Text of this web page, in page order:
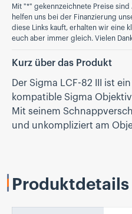
Mit "*" gekennzeichnete Preise sind
helfen uns bei der Finanzierung
diese Links kauft, erhalten wir eine
euch aber immer gleich. Vielen
Kurz über das Produkt
Der Sigma LCF-82 III ist
kompatible Sigma
Mit seinem
und unkompliziert am
Produktdetails